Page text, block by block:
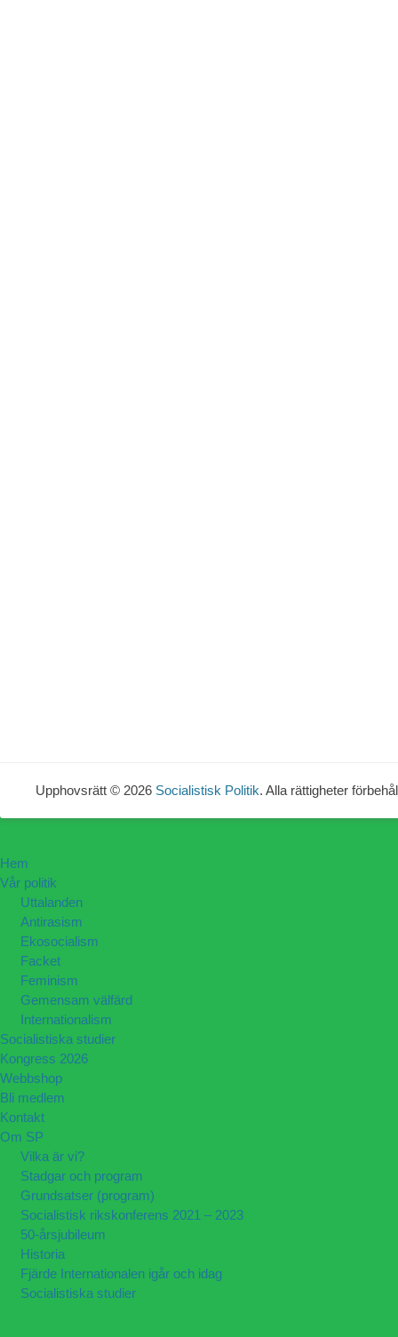
Upphovsrätt © 2026 Socialistisk Politik. Alla rättigheter
Hem
Vår politik
Uttalanden
Antirasism
Ekosocialism
Facket
Feminism
Gemensam välfärd
Internationalism
Socialistiska studier
Kongress 2026
Webbshop
Bli medlem
Kontakt
Om SP
Vilka är vi?
Stadgar och program
Grundsatser (program)
Socialistisk rikskonferens 2021 – 2023
50-årsjubileum
Historia
Fjärde Internationalen igår och idag
Socialistiska studier